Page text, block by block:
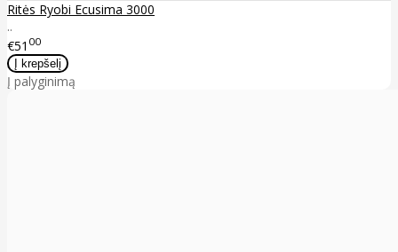
Ritės Ryobi Ecusima 3000
..
€51 00
Į palyginimą